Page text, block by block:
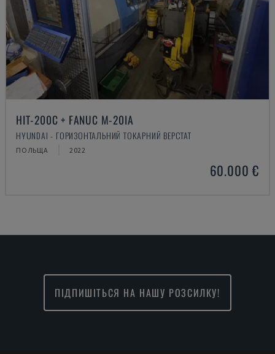
HIT-200C + FANUC M-20IA
HYUNDAI - ГОРИЗОНТАЛЬНИЙ ТОКАРНИЙ ВЕРСТАТ
ПОЛЬЩА 2022
60.000 €
ПІДПИШІТЬСЯ НА НАШУ РОЗСИЛКУ!